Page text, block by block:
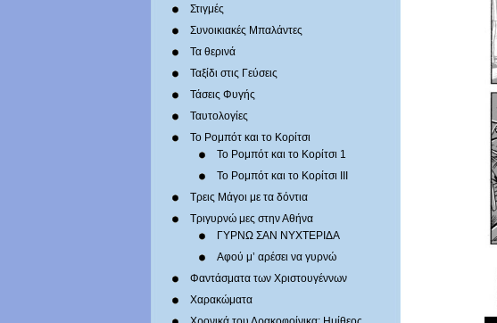
Στιγμές
Συνοικιακές Μπαλάντες
Τα θερινά
Ταξίδι στις Γεύσεις
Τάσεις Φυγής
Ταυτολογίες
Το Ρομπότ και το Κορίτσι
Το Ρομπότ και το Κορίτσι 1
Το Ρομπότ και το Κορίτσι III
Τρεις Μάγοι με τα δόντια
Τριγυρνώ μες στην Αθήνα
ΓΥΡΝΩ ΣΑΝ ΝΥΧΤΕΡΙΔΑ
Αφού μ’ αρέσει να γυρνώ
Φαντάσματα των Χριστουγέννων
Χαρακώματα